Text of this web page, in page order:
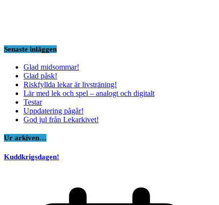
Senaste inläggen
Glad midsommar!
Glad påsk!
Riskfyllda lekar är livsträning!
Lär med lek och spel – analogt och digitalt
Testar
Uppdatering pågår!
God jul från Lekarkivet!
Ur arkiven…
Kuddkrigsdagen!